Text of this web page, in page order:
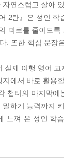
연스럽고 살아
2탄』은 성인
피로를 줄이도
. 또한 핵심 문장
실제 여행 영어
지에서 바로 활용
챕터의 마지막
하기 능력까지
느껴 온 성인 학